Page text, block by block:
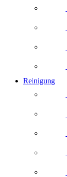
Reinigung